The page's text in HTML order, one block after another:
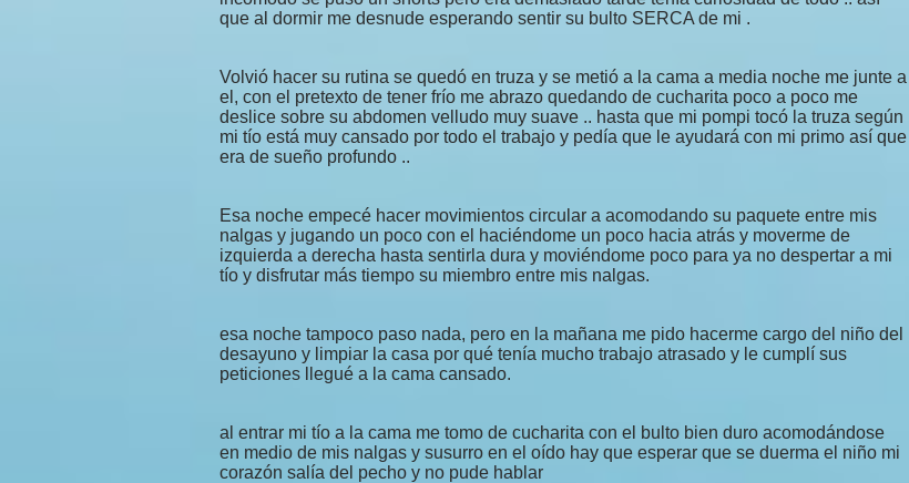
que al dormir me desnude esperando sentir su bulto SERCA de mi .
Volvió hacer su rutina se quedó en truza y se metió a la cama a media noche me junte a
el, con el pretexto de tener frío me abrazo quedando de cucharita poco a poco me
deslice sobre su abdomen velludo muy suave .. hasta que mi pompi tocó la truza según
mi tío está muy cansado por todo el trabajo y pedía que le ayudará con mi primo así que
era de sueño profundo ..
Esa noche empecé hacer movimientos circular a acomodando su paquete entre mis
nalgas y jugando un poco con el haciéndome un poco hacia atrás y moverme de
izquierda a derecha hasta sentirla dura y moviéndome poco para ya no despertar a mi
tío y disfrutar más tiempo su miembro entre mis nalgas.
esa noche tampoco paso nada, pero en la mañana me pido hacerme cargo del niño del
desayuno y limpiar la casa por qué tenía mucho trabajo atrasado y le cumplí sus
peticiones llegué a la cama cansado.
al entrar mi tío a la cama me tomo de cucharita con el bulto bien duro acomodándose
en medio de mis nalgas y susurro en el oído hay que esperar que se duerma el niño mi
corazón salía del pecho y no pude hablar